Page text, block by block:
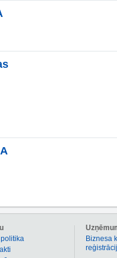
Biznesa